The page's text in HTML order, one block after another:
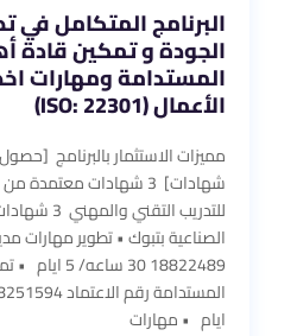
البرنامج المتكامل في
الجودة و تمكين قادة
المستدامة ومهارات
الأعمال (ISO: 22301)
شهادات] 3 شهادات
للتدريب
الصناعية بتبوك • تطوير مهارات
18822489 30
ايام • مهارات